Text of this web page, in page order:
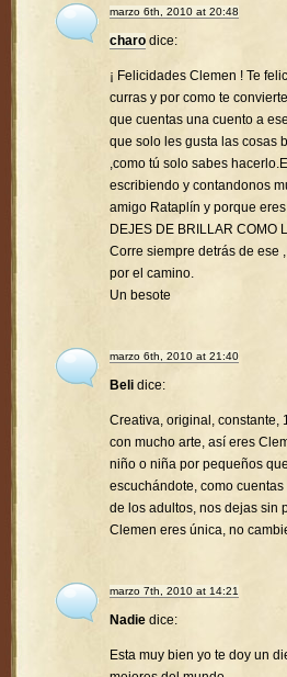
marzo 6th, 2010 at 20:48
charo dice:
¡ Felicidades Clemen ! Te
curras y por como te
que cuentas una cuento a
que solo les gusta las cosas
,como tú solo sabes
escribiendo y contandonos
amigo Rataplín y porque
DEJES DE BRILLAR COMO
Corre siempre detrás de ese
por el camino.
Un besote
marzo 6th, 2010 at 21:40
Beli dice:
Creativa, original, constante,
con mucho arte, así eres
niño o niña por pequeños
escuchándote, como
de los adultos, nos dejas sin
Clemen eres única, no
marzo 7th, 2010 at 14:21
Nadie dice:
Esta muy bien yo te doy un